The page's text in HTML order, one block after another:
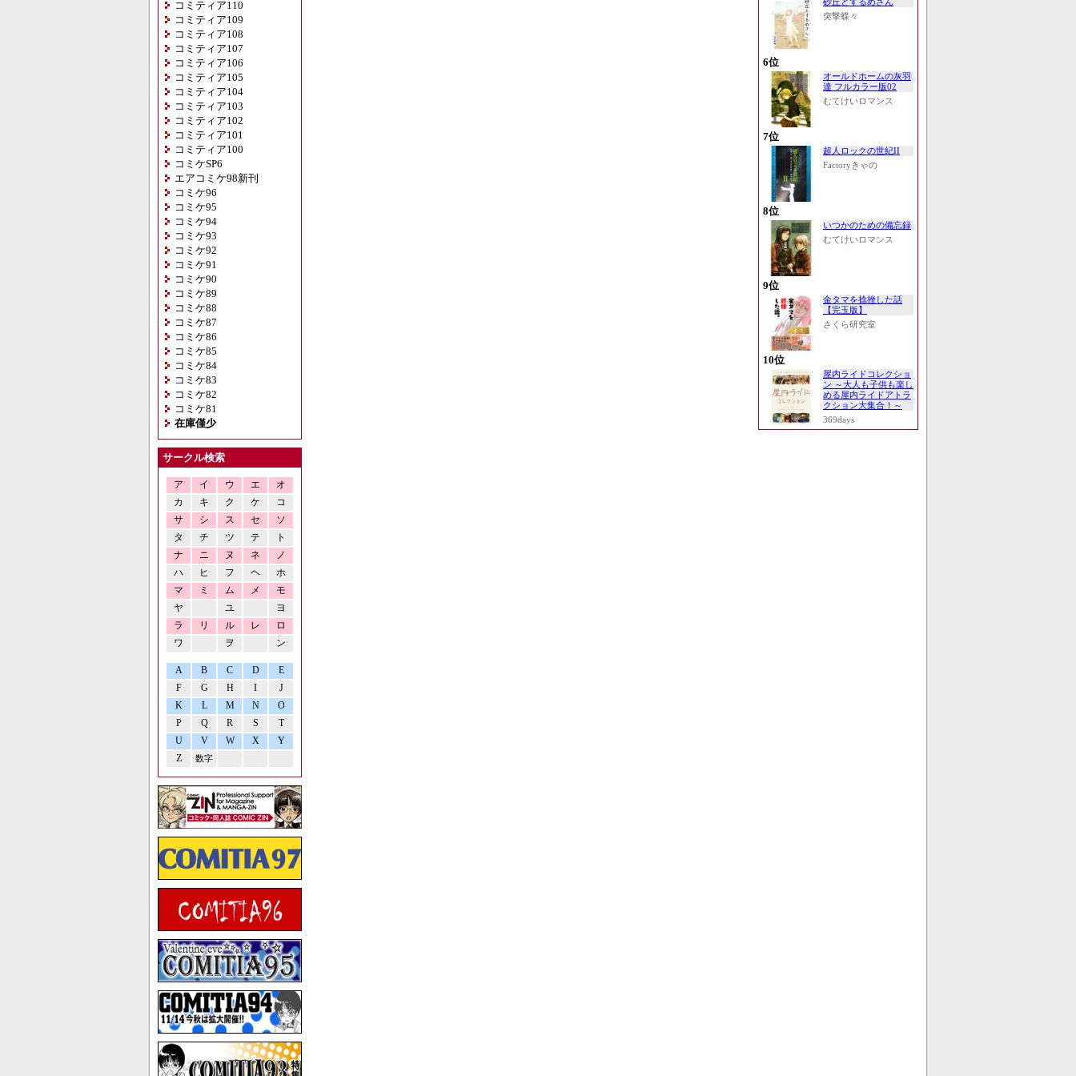
コミティア110
コミティア109
コミティア108
コミティア107
コミティア106
コミティア105
コミティア104
コミティア103
コミティア102
コミティア101
コミティア100
コミケSP6
エアコミケ98新刊
コミケ96
コミケ95
コミケ94
コミケ93
コミケ92
コミケ91
コミケ90
コミケ89
コミケ88
コミケ87
コミケ86
コミケ85
コミケ84
コミケ83
コミケ82
コミケ81
在庫僅少
サークル検索
ア イ ウ エ
オ
カ
キ ク ケ
コ
サ
シ ス セ
ソ
タ
チ ツ テ
ト
ナ
ニ ヌ ネ
ノ
ハ
ヒ フ ヘ
ホ
マ
ミ ム メ
モ
ヤ
ユ
ヨ
ラ
リ ル レ
ロ
ワ
ヲ ン
A B C D
E
F
G H I
J
K
L M N
O
P
Q R S
T
U
V W X
Y
Z
数字
砂丘とするめさん
突撃蝶々
6位
オールドホームの灰羽
達 フルカラー版02
むてけいロマンス
7位
超人ロックの世紀II
Factoryきゃの
8位
いつかのための備忘録
むてけいロマンス
9位
金タマを捻挫した話
【完玉版】
さくら研究室
10位
屋内ライドコレクショ
ン ～大人も子供も楽し
める屋内ライドアトラ
クション大集合！～
369days